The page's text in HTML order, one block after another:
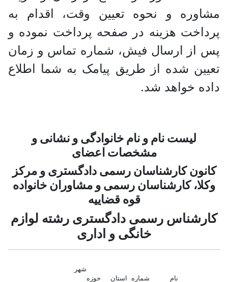
مشاوره و نحوه تعیین وقت، اقدام به
پرداخت هزینه در صفحه پرداخت نموده و
پس از ارسال فیش، شماره تماس و زمان
تعیین شده از طریق پیامک به شما اطلاع
داده خواهد شد.
لیست نام و نام خانوادگی و نشانی و
مشخصات اعضای
کانون کارشناسان رسمی دادگستری و مرکز
وکلا، کارشناسان رسمی و مشاوران خانواده
قوه قضاییه
کارشناس رسمی دادگستری رشته لوازم
خانگی و اداری
نام شماره استان حوزه
شهر